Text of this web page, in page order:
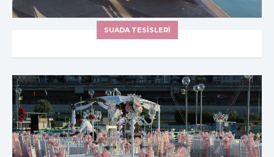
SUADA TESİSLERİ